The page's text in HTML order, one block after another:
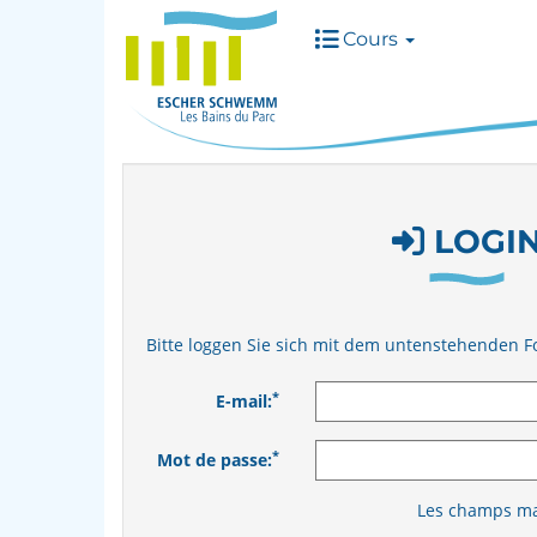
Cours
Bitte loggen Sie sich mit dem untenstehenden
E-mail:*
Mot de passe:*
Les champs